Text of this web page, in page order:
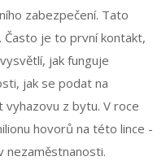
zabezpečení. Tato
Často je to první kontakt,
jak funguje
jak se podat na
vyhazovu z bytu. V roce
hovorů na této lince -
nezaměstnanosti.